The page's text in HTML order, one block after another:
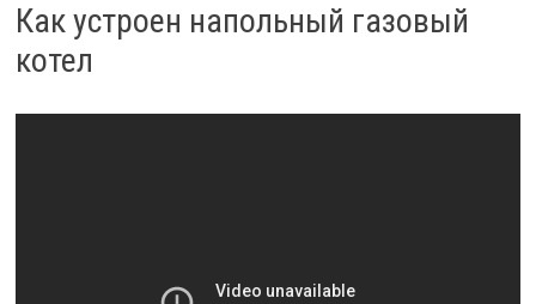
Как устроен напольный газовый
котел